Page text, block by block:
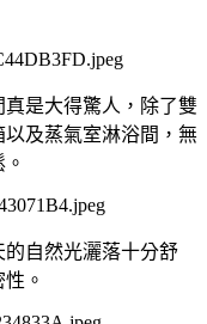
真是大得驚人，除了雙
及蒸氣室淋浴間，無
自然光灑落十分舒
。